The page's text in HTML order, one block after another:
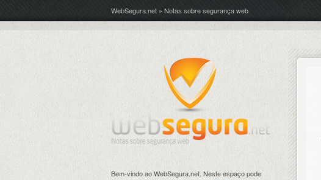
WebSegura.net » Notas sobre segurança web
Bem-vindo ao WebSegura.net. Neste espaço pode